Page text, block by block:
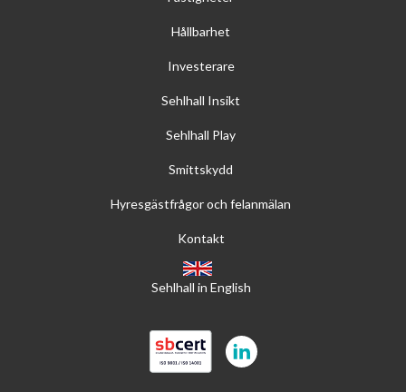
Hållbarhet
Investerare
Sehlhall Insikt
Sehlhall Play
Smittskydd
Hyresgästfrågor och felanmälan
Kontakt
Sehlhall in English